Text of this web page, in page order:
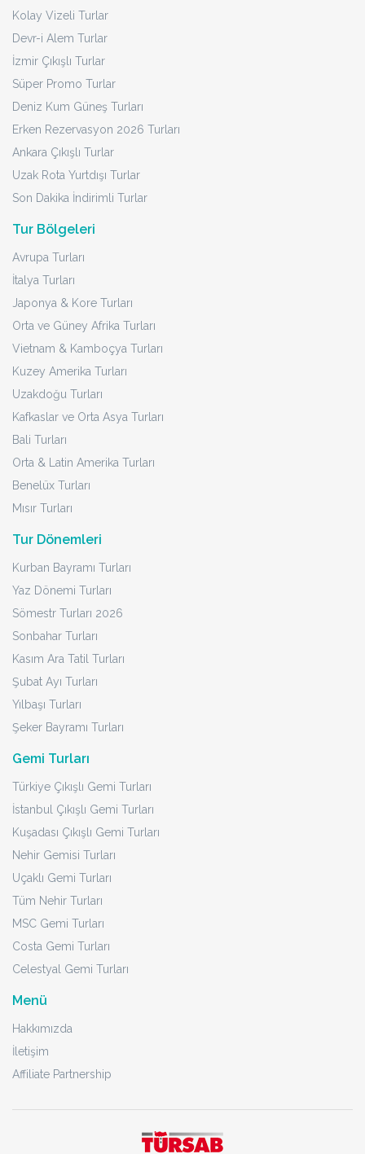
Kolay Vizeli Turlar
Devr-i Alem Turlar
İzmir Çıkışlı Turlar
Süper Promo Turlar
Deniz Kum Güneş Turları
Erken Rezervasyon 2026 Turları
Ankara Çıkışlı Turlar
Uzak Rota Yurtdışı Turlar
Son Dakika İndirimli Turlar
Tur Bölgeleri
Avrupa Turları
İtalya Turları
Japonya & Kore Turları
Orta ve Güney Afrika Turları
Vietnam & Kamboçya Turları
Kuzey Amerika Turları
Uzakdoğu Turları
Kafkaslar ve Orta Asya Turları
Bali Turları
Orta & Latin Amerika Turları
Benelüx Turları
Mısır Turları
Tur Dönemleri
Kurban Bayramı Turları
Yaz Dönemi Turları
Sömestr Turları 2026
Sonbahar Turları
Kasım Ara Tatil Turları
Şubat Ayı Turları
Yılbaşı Turları
Şeker Bayramı Turları
Gemi Turları
Türkiye Çıkışlı Gemi Turları
İstanbul Çıkışlı Gemi Turları
Kuşadası Çıkışlı Gemi Turları
Nehir Gemisi Turları
Uçaklı Gemi Turları
Tüm Nehir Turları
MSC Gemi Turları
Costa Gemi Turları
Celestyal Gemi Turları
Menü
Hakkımızda
İletişim
Affiliate Partnership